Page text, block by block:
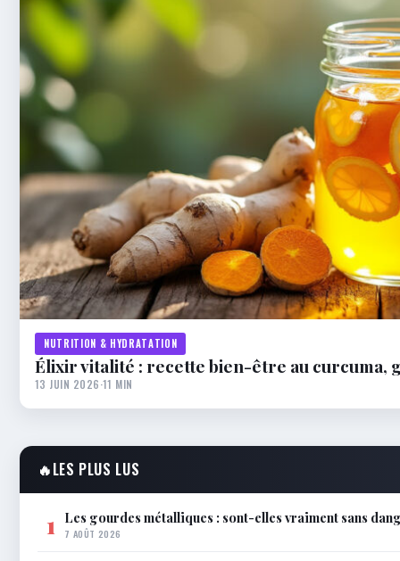
NUTRITION & HYDRATATION
Élixir vitalité : recette bien-être au curcuma,
13 JUIN 2026·11 MIN
🔥LES PLUS LUS
1 Les gourdes métalliques : sont-elles vraiment sans
7 AOÛT 2026